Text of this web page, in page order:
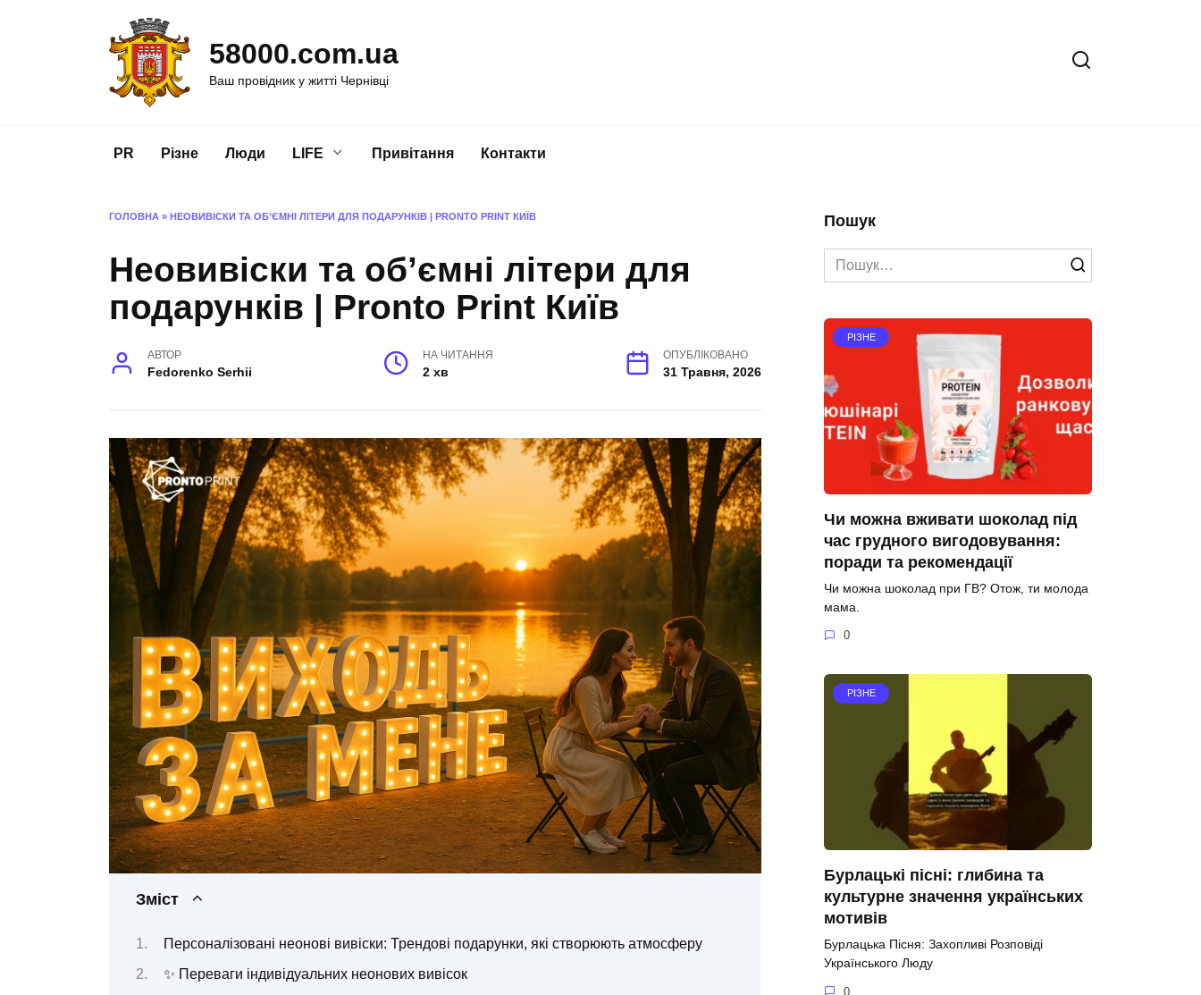
58000.com.ua
Ваш провідник у житті Чернівці
PR Різне Люди LIFE Привітання Контакти
ГОЛОВНА » НЕОВИВІСКИ ТА ОБ’ЄМНІ ЛІТЕРИ ДЛЯ ПОДАРУНКІВ | PRONTO PRINT КИЇВ
Неовивіски та об’ємні літери для
подарунків | Pronto Print Київ
АВТОР
Fedorenko Serhii
НА ЧИТАННЯ
2 хв
ОПУБЛІКОВАНО
31 Травня, 2026
Зміст
Персоналізовані неонові вивіски: Трендові подарунки, які створюють атмосферу
✨ Переваги індивідуальних неонових вивісок
Пошук
Search
for:
РІЗНЕ
Чи можна вживати шоколад під
час грудного вигодовування:
поради та рекомендації
Чи можна шоколад при ГВ? Отож, ти молода
мама.
0
РІЗНЕ
Бурлацькі пісні: глибина та
культурне значення українських
мотивів
Бурлацька Пісня: Захопливі Розповіді
Українського Люду
0